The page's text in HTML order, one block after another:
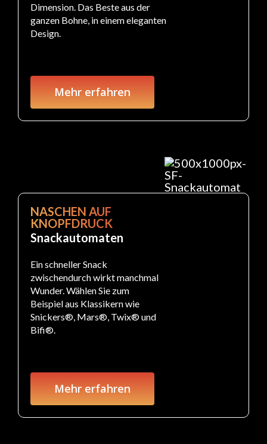
Dimension. Das Beste aus der
ganzen Bohne, in einem eleganten
Design.
Mehr erfahren
NASCHEN AUF
KNOPFDRUCK
Snackautomaten
Ein schneller Snack
zwischendurch wirkt manchmal
Wunder. Wählen Sie zum
Beispiel aus Klassikern wie
Snickers®, Mars®, Twix® und
Bifi®.
Mehr erfahren